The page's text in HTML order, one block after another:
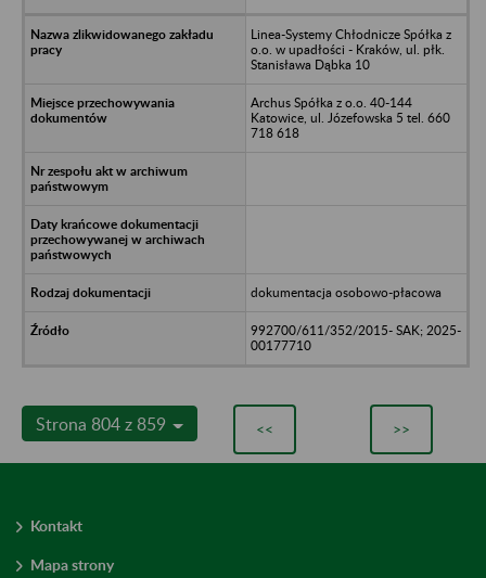
Linea-Systemy Chłodnicze Spółka z
o.o. w upadłości - Kraków, ul. płk.
Stanisława Dąbka 10
Archus Spółka z o.o. 40-144
Katowice, ul. Józefowska 5 tel. 660
718 618
dokumentacja osobowo-płacowa
992700/611/352/2015- SAK; 2025-
00177710
Strona 804 z 859 << >>
Kontakt
Mapa strony